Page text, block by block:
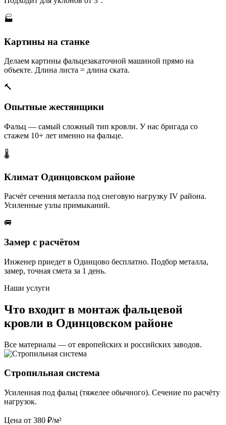
🏭
Картины на станке
Делаем картины фальцезакаточной машиной прямо на
объекте. Длина листа = длина ската.
🔨
Опытные жестянщики
Фальц — самый сложный тип кровли. У нас бригада со
стажем 10+ лет именно на фальце.
🌡️
Климат Одинцовском районе
Расчёт сечения металла под снеговую нагрузку IV района.
Усиленные узлы примыканий.
🚐
Замер с расчётом
Инженер приедет в Одинцово бесплатно. Подбор металла,
замер, точная смета за 1 день.
Наши услуги
Что входит в монтаж фальцевой
кровли в Одинцовском районе
Все материалы — от европейских и российских заводов.
Стропильная система
Усиленная под фальц (тяжелее обычного). Сечение по расчёту
нагрузок.
Цена от 380 ₽/м²